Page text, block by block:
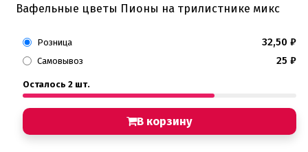
Вафельные цветы Пионы на трилистнике микс
Розница 32,50 ₽
Самовывоз 25 ₽
Осталось 2 шт.
В корзину